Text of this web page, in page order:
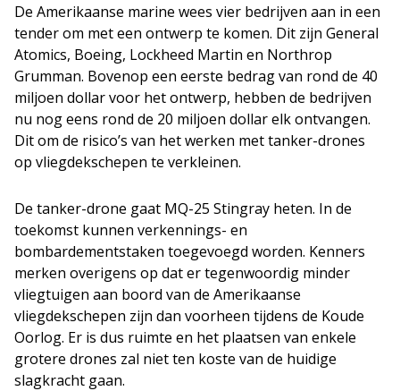
De Amerikaanse marine wees vier bedrijven aan in een
tender om met een ontwerp te komen. Dit zijn General
Atomics, Boeing, Lockheed Martin en Northrop
Grumman. Bovenop een eerste bedrag van rond de 40
miljoen dollar voor het ontwerp, hebben de bedrijven
nu nog eens rond de 20 miljoen dollar elk ontvangen.
Dit om de risico’s van het werken met tanker-drones
op vliegdekschepen te verkleinen.
De tanker-drone gaat MQ-25 Stingray heten. In de
toekomst kunnen verkennings- en
bombardementstaken toegevoegd worden. Kenners
merken overigens op dat er tegenwoordig minder
vliegtuigen aan boord van de Amerikaanse
vliegdekschepen zijn dan voorheen tijdens de Koude
Oorlog. Er is dus ruimte en het plaatsen van enkele
grotere drones zal niet ten koste van de huidige
slagkracht gaan.